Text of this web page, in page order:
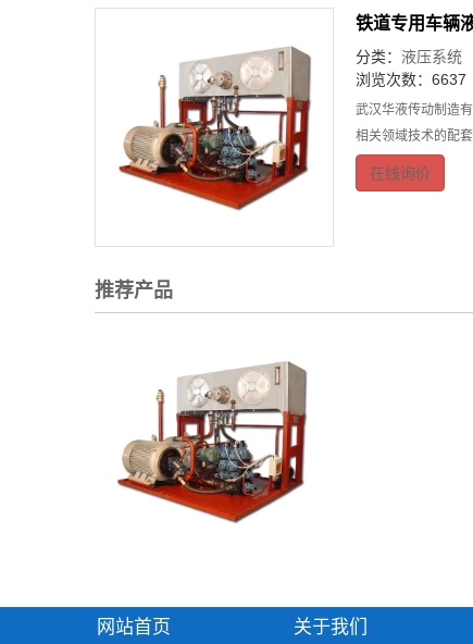
铁道专用车辆
分类： 液压系统
浏览次数：6637
武汉华液传动制造
相关领域技术的配
在线询价
推荐产品
网站首页 关于我们